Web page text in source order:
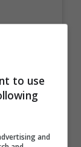
to use
and